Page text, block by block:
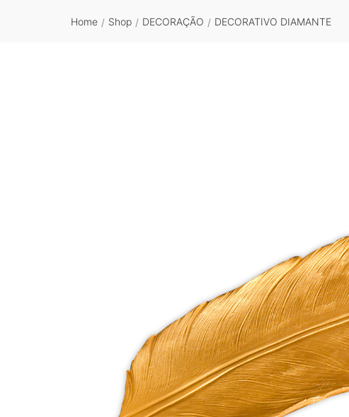
Home / Shop / DECORAÇÃO / DECORATIVO DIAMANTE